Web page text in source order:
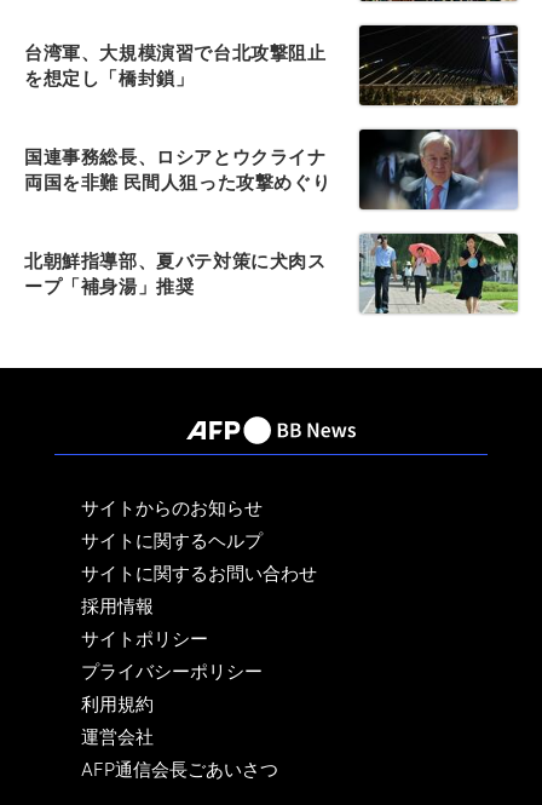
台湾軍、大規模演習で台北攻撃阻止
を想定し「橋封鎖」
国連事務総長、ロシアとウクライナ
両国を非難 民間人狙った攻撃めぐり
北朝鮮指導部、夏バテ対策に犬肉ス
ープ「補身湯」推奨
サイトからのお知らせ
サイトに関するヘルプ
サイトに関するお問い合わせ
採用情報
サイトポリシー
プライバシーポリシー
利用規約
運営会社
AFP通信会長ごあいさつ